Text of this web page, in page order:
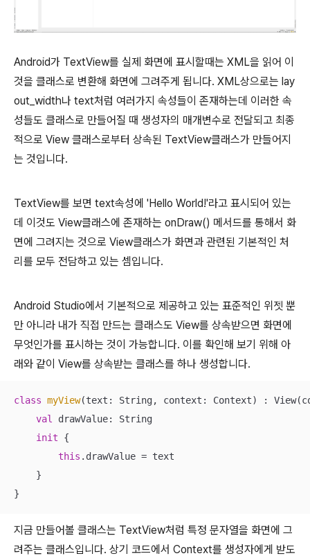
Android가 TextView를 실제 화면에 표시할때는 XML을 읽어 이
것을 클래스로 변환해 화면에 그려주게 됩니다. XML상으로는 lay
out_width나 text처럼 여러가지 속성들이 존재하는데 이러한 속
성들도 클래스로 만들어질 때 생성자의 매개변수로 전달되고 최종
적으로 View 클래스로부터 상속된 TextView클래스가 만들어지
는 것입니다.
TextView를 보면 text속성에 'Hello World!'라고 표시되어 있는
데 이것도 View클래스에 존재하는 onDraw() 메서드를 통해서 화
면에 그려지는 것으로 View클래스가 화면과 관련된 기본적인 처
리를 모두 전담하고 있는 셈입니다.
Android Studio에서 기본적으로 제공하고 있는 표준적인 위젯 뿐
만 아니라 내가 직접 만드는 클래스도 View를 상속받으면 화면에
무엇인가를 표시하는 것이 가능합니다. 이를 확인해 보기 위해 아
래와 같이 View를 상속받는 클래스를 하나 생성합니다.
class myView(text: String, context: Context) :
val
drawValue: String
init {
this .drawValue = text
    }
}
지금 만들어볼 클래스는 TextView처럼 특정 문자열을 화면에 그
려주는 클래스입니다. 상기 코드에서 Context를 생성자에게 받도